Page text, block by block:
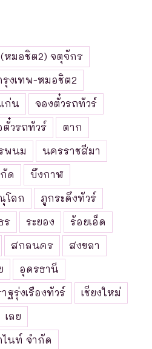
หมอชิต2) จตุจักร
รุงเทพ-หมอชิต2
ก่น
จองตั๋วรถทัวร์
ตั๋วรถทัวร์
ตาก
พนม
นครราชสีมา
ด
บึงกาฬ
ลก
ภูกระดึงทัวร์
ร ระยอง
ร้อยเอ็ด
สกลนคร
สงขลา
อุดรธานี
าฐรุ่งเรืองทัวร์
เชียงใหม่
เลย
ไนท์ จำกัด